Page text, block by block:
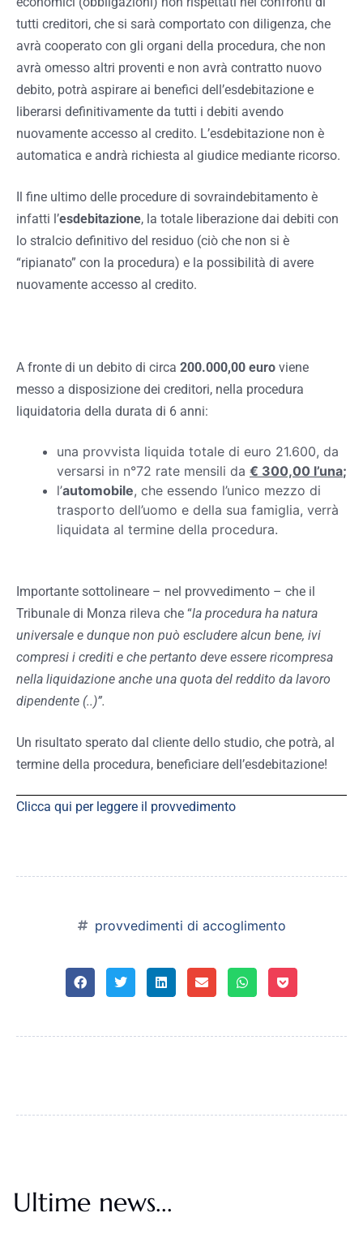
tutti creditori, che si sarà comportato con diligenza, che
avrà cooperato con gli organi della procedura, che non
avrà omesso altri proventi e non avrà contratto nuovo
debito, potrà aspirare ai benefici dell’esdebitazione e
liberarsi definitivamente da tutti i debiti avendo
nuovamente accesso al credito. L’esdebitazione non è
automatica e andrà richiesta al giudice mediante ricorso.
Il fine ultimo delle procedure di sovraindebitamento è
infatti l’esdebitazione, la totale liberazione dai debiti con
lo stralcio definitivo del residuo (ciò che non si è
“ripianato” con la procedura) e la possibilità di avere
nuovamente accesso al credito.
A fronte di un debito di circa 200.000,00 euro viene
messo a disposizione dei creditori, nella procedura
liquidatoria della durata di 6 anni:
una provvista liquida totale di euro 21.600, da
versarsi in n°72 rate mensili da € 300,00 l’una;
l’automobile, che essendo l’unico mezzo di
trasporto dell’uomo e della sua famiglia, verrà
liquidata al termine della procedura.
Importante sottolineare – nel provvedimento – che il
Tribunale di Monza rileva che “la procedura ha natura
universale e dunque non può escludere alcun bene, ivi
compresi i crediti e che pertanto deve essere ricompresa
nella liquidazione anche una quota del reddito da lavoro
dipendente (..)”.
Un risultato sperato dal cliente dello studio, che potrà, al
termine della procedura, beneficiare dell’esdebitazione!
Clicca qui per leggere il provvedimento
provvedimenti di accoglimento
Ultime news...